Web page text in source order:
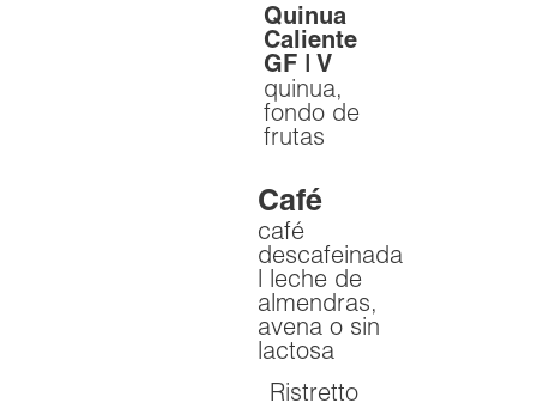
Quinua
Caliente
GF | V
quinua,
fondo de
frutas
Café
café
descafeinada
| leche de
almendras,
avena o sin
lactosa
Ristretto